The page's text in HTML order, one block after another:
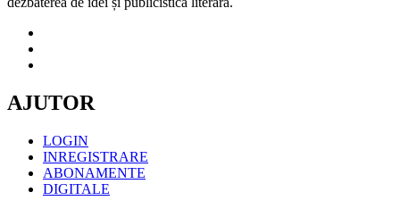
AJUTOR
LOGIN
INREGISTRARE
ABONAMENTE
DIGITALE